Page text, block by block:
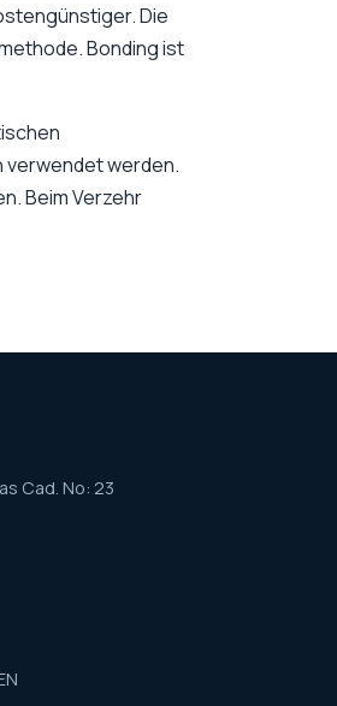
Die
Bonding ist
verwendet werden.
Beim Verzehr
Cad. No: 23